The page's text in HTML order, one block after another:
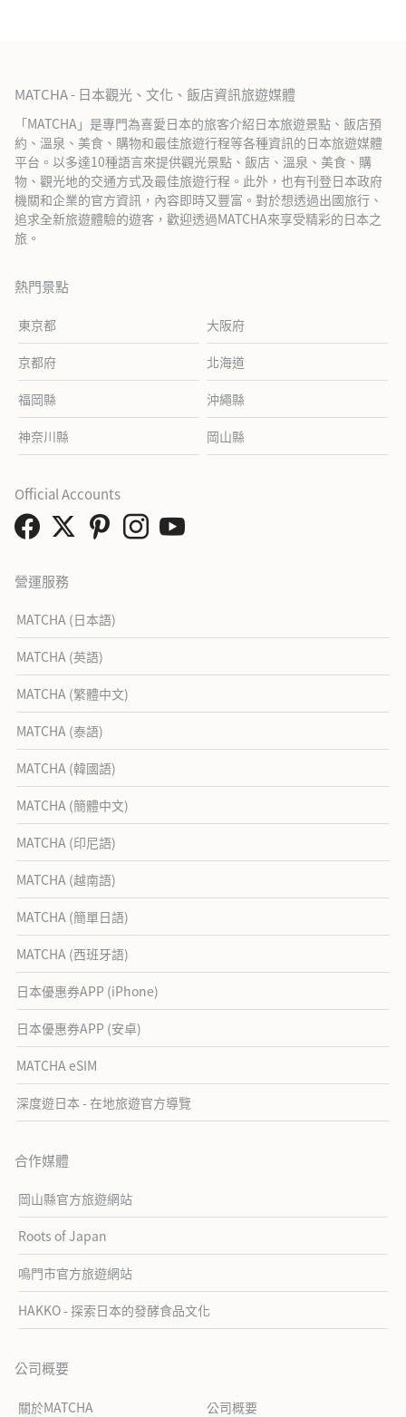
MATCHA - 日本觀光、文化、飯店資訊旅遊媒體
「MATCHA」是專門為喜愛日本的旅客介紹日本旅遊景點、飯店預
約、溫泉、美食、購物和最佳旅遊行程等各種資訊的日本旅遊媒體
平台。以多達10種語言來提供觀光景點、飯店、溫泉、美食、購
物、觀光地的交通方式及最佳旅遊行程。此外，也有刊登日本政府
機關和企業的官方資訊，內容即時又豐富。對於想透過出國旅行、
追求全新旅遊體驗的遊客，歡迎透過MATCHA來享受精彩的日本之
旅。
熱門景點
東京都 大阪府
京都府 北海道
福岡縣 沖繩縣
神奈川縣 岡山縣
營運服務
MATCHA (日本語)
MATCHA (英語)
MATCHA (繁體中文)
MATCHA (泰語)
MATCHA (韓國語)
MATCHA (簡體中文)
MATCHA (印尼語)
MATCHA (越南語)
MATCHA (簡單日語)
MATCHA (西班牙語)
日本優惠券APP (iPhone)
日本優惠券APP (安卓)
MATCHA eSIM
深度遊日本 - 在地旅遊官方導覽
合作媒體
岡山縣官方旅遊網站
Roots of Japan
鳴門市官方旅遊網站
HAKKO - 探索日本的發酵食品文化
公司概要
關於MATCHA 公司概要
Official Accounts